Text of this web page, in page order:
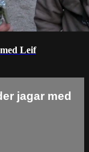
Leif
jagar med